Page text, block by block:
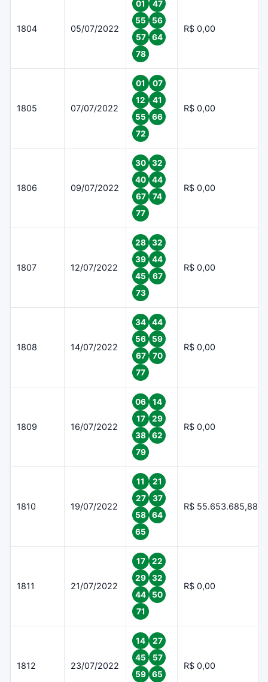
1804 05/07/2022
01
47
55
56
57
64
78
R$ 0,00
1805 07/07/2022
01
07
12
41
55
66
72
R$ 0,00
1806 09/07/2022
30
32
40
44
67
74
77
R$ 0,00
1807 12/07/2022
28
32
39
44
45
67
73
R$ 0,00
1808 14/07/2022
34
44
56
59
67
70
77
R$ 0,00
1809 16/07/2022
06
14
17
29
38
62
79
R$ 0,00
1810 19/07/2022
11
21
27
37
58
64
65
R$ 55.653.685,88
1811 21/07/2022
17
22
29
32
44
50
71
R$ 0,00
1812 23/07/2022
14
27
45
57
59
65
R$ 0,00